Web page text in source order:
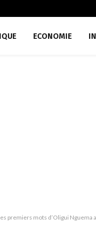
ECONOMIE
premiers mots d’Oligui